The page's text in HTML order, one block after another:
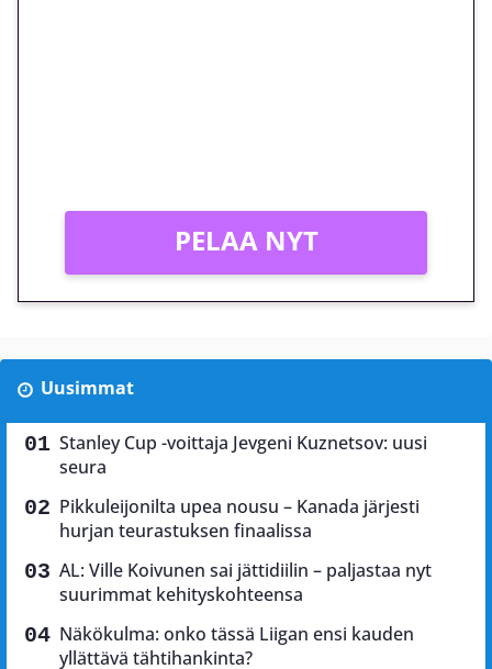
PELAA NYT
Uusimmat
Stanley Cup -voittaja Jevgeni Kuznetsov: uusi
seura
Pikkuleijonilta upea nousu – Kanada järjesti
hurjan teurastuksen finaalissa
AL: Ville Koivunen sai jättidiilin – paljastaa nyt
suurimmat kehityskohteensa
Näkökulma: onko tässä Liigan ensi kauden
yllättävä tähtihankinta?